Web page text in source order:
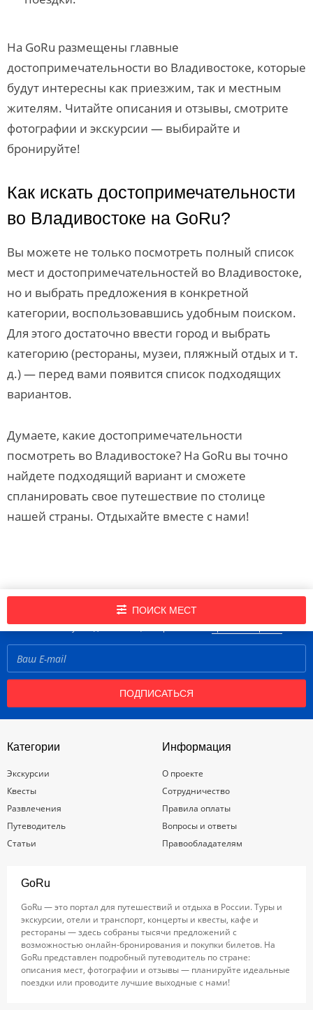
На GoRu размещены главные
достопримечательности во Владивостоке, которые
будут интересны как приезжим, так и местным
жителям. Читайте описания и отзывы, смотрите
фотографии и экскурсии — выбирайте и
бронируйте!
Как искать достопримечательности
во Владивостоке на GoRu?
Вы можете не только посмотреть полный список
мест и достопримечательностей во Владивостоке,
но и выбрать предложения в конкретной
категории, воспользовавшись удобным поиском.
Для этого достаточно ввести город и выбрать
категорию (рестораны, музеи, пляжный отдых и т.
д.) — перед вами появится список подходящих
вариантов.
Думаете, какие достопримечательности
посмотреть во Владивостоке? На GoRu вы точно
найдете подходящий вариант и сможете
спланировать свое путешествие по столице
нашей страны. Отдыхайте вместе с нами!
ПОИСК МЕСТ
Подпишись на нашу рассылку новостей!
Нажимая кнопку «Подписаться», вы принимаетеправила портала
ПОДПИСАТЬСЯ
Категории
Экскурсии
Квесты
Развлечения
Путеводитель
Статьи
Информация
О проекте
Сотрудничество
Правила оплаты
Вопросы и ответы
Правообладателям
GoRu
GoRu — это портал для путешествий и отдыха в России. Туры и
экскурсии, отели и транспорт, концерты и квесты, кафе и
рестораны — здесь собраны тысячи предложений с
возможностью онлайн-бронирования и покупки билетов. На
GoRu представлен подробный путеводитель по стране:
описания мест, фотографии и отзывы — планируйте идеальные
поездки или проводите лучшие выходные с нами!